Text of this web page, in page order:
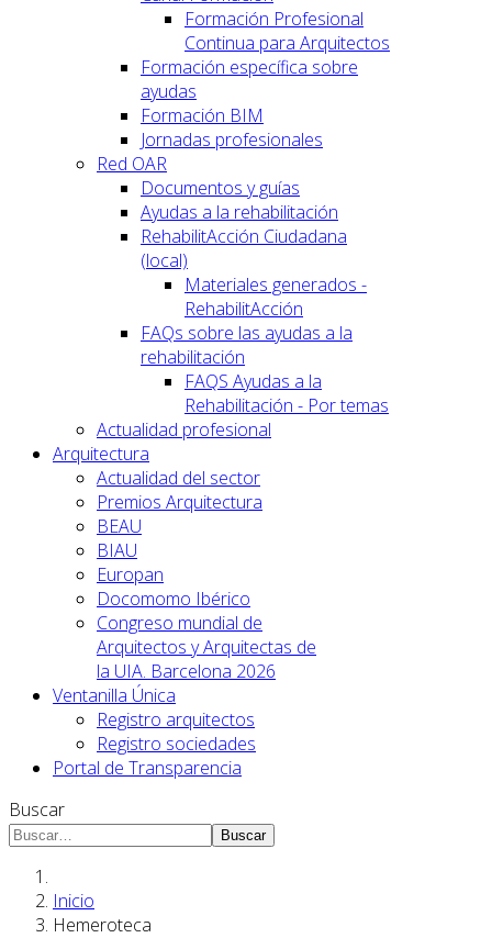
Formación Profesional
Continua para Arquitectos
Formación específica sobre
ayudas
Formación BIM
Jornadas profesionales
Red OAR
Documentos y guías
Ayudas a la rehabilitación
RehabilitAcción Ciudadana
(local)
Materiales generados -
RehabilitAcción
FAQs sobre las ayudas a la
rehabilitación
FAQS Ayudas a la
Rehabilitación - Por temas
Actualidad profesional
Arquitectura
Actualidad del sector
Premios Arquitectura
BEAU
BIAU
Europan
Docomomo Ibérico
Congreso mundial de
Arquitectos y Arquitectas de
la UIA. Barcelona 2026
Ventanilla Única
Registro arquitectos
Registro sociedades
Portal de Transparencia
Buscar
Buscar
Inicio
Hemeroteca